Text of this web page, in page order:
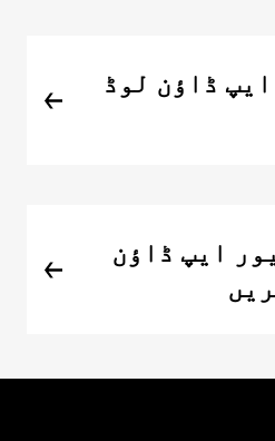
Uber ایپ ڈاؤن لوڈ
ایپ ڈاؤن